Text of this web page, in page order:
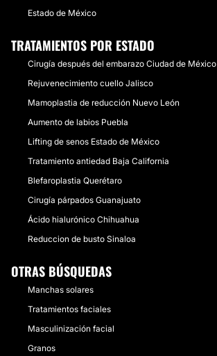
Estado de México
TRATAMIENTOS POR ESTADO
Cirugía después del embarazo Ciudad de México
Rejuvenecimiento cuello Jalisco
Mamoplastia de reducción Nuevo León
Aumento de labios Puebla
Lifting de senos Estado de México
Tratamiento antiedad Baja California
Blefaroplastia Querétaro
Cirugía párpados Guanajuato
Ácido hialurónico Chihuahua
Reduccion de busto Sinaloa
OTRAS BÚSQUEDAS
Manchas solares
Tratamientos faciales
Masculinización facial
Granos